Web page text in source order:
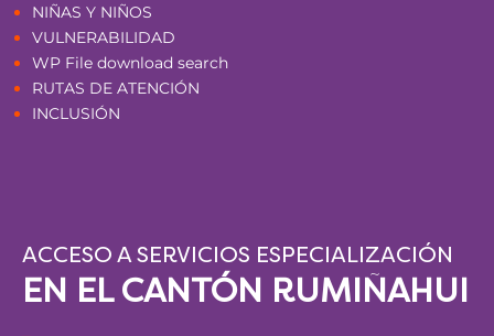
NIÑAS Y NIÑOS
VULNERABILIDAD
WP File download search
RUTAS DE ATENCIÓN
INCLUSIÓN
ACCESO A SERVICIOS ESPECIALIZACIÓN
EN EL CANTÓN RUMIÑAHUI